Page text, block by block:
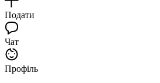
Подати
Чат
Профіль